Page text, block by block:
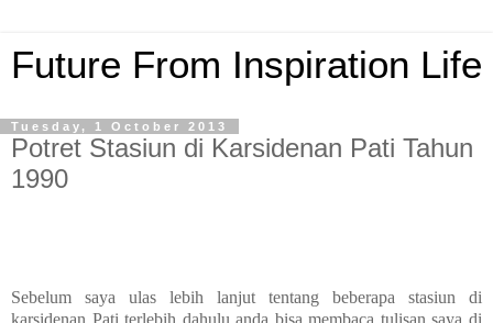
Future From Inspiration Life
Tuesday, 1 October 2013
Potret Stasiun di Karsidenan Pati Tahun
1990
Sebelum saya ulas lebih lanjut tentang beberapa stasiun di
karsidenan Pati terlebih dahulu anda bisa membaca tulisan saya di